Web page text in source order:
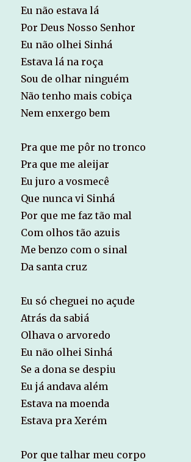
Eu não estava lá
Por Deus Nosso Senhor
Eu não olhei Sinhá
Estava lá na roça
Sou de olhar ninguém
Não tenho mais cobiça
Nem enxergo bem
Pra que me pôr no tronco
Pra que me aleijar
Eu juro a vosmecê
Que nunca vi Sinhá
Por que me faz tão mal
Com olhos tão azuis
Me benzo com o sinal
Da santa cruz
Eu só cheguei no açude
Atrás da sabiá
Olhava o arvoredo
Eu não olhei Sinhá
Se a dona se despiu
Eu já andava além
Estava na moenda
Estava pra Xerém
Por que talhar meu corpo